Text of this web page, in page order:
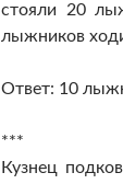
стояли 20
лыжников
Ответ: 10
***
Кузнец